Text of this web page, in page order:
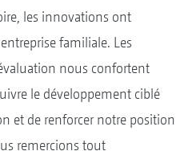
les innovations ont
familiale. Les
nous confortent
le développement ciblé
et de renforcer notre position
remercions tout